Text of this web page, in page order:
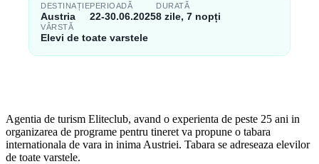
DESTINAȚIE
Austria
PERIOADĂ
22-30.06.2025
DURATĂ
8 zile, 7 nopți
VÂRSTĂ
Elevi de toate varstele
Agentia de turism Eliteclub, avand o experienta de peste 25 ani in
organizarea de programe pentru tineret va propune o tabara
internationala de vara in inima Austriei. Tabara se adreseaza elevilor
de toate varstele.